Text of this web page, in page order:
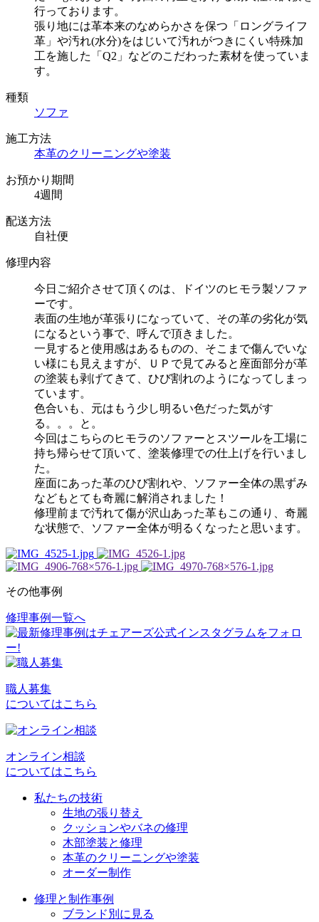
行っております。
張り地には革本来のなめらかさを保つ「ロングライフ
革」や汚れ(水分)をはじいて汚れがつきにくい特殊加
工を施した「Q2」などのこだわった素材を使っていま
す。
種類
ソファ
施工方法
本革のクリーニングや塗装
お預かり期間
4週間
配送方法
自社便
修理内容
今日ご紹介させて頂くのは、ドイツのヒモラ製ソファ
ーです。
表面の生地が革張りになっていて、その革の劣化が気
になるという事で、呼んで頂きました。
一見すると使用感はあるものの、そこまで傷んでいな
い様にも見えますが、ＵＰで見てみると座面部分が革
の塗装も剥げてきて、ひび割れのようになってしまっ
ています。
色合いも、元はもう少し明るい色だった気がす
る。。。と。
今回はこちらのヒモラのソファーとスツールを工場に
持ち帰らせて頂いて、塗装修理での仕上げを行いまし
た。
座面にあった革のひび割れや、ソファー全体の黒ずみ
などもとても奇麗に解消されました！
修理前まで汚れて傷が沢山あった革もこの通り、奇麗
な状態で、ソファー全体が明るくなったと思います。
その他事例
投
稿
ナ
ビ
ゲ
ー
シ
ョ
修理事例一覧へ
職人募集
についてはこちら
オンライン相談
についてはこちら
私たちの技術
生地の張り替え
クッションやバネの修理
木部塗装と修理
本革のクリーニングや塗装
オーダー制作
修理と制作事例
ブランド別に見る